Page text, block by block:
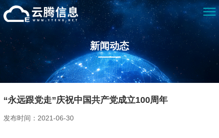
新闻动态
“永远跟党走”庆祝中国共产党成立100周年
发布时间：2021-06-30